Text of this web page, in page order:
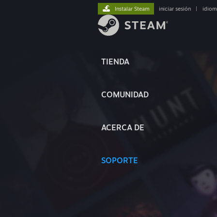
TIENDA
COMUNIDAD
ACERCA DE
SOPORTE
Instalar Steam iniciar sesión